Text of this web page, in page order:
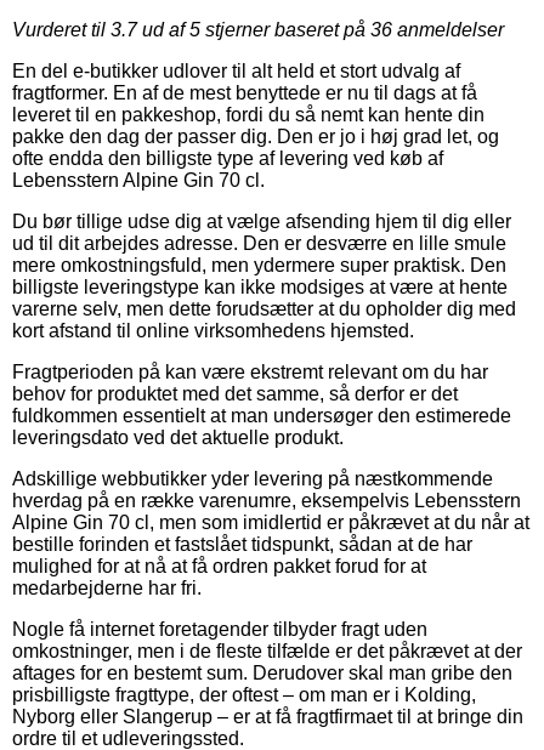
Vurderet til 3.7ud af 5 stjerner baseret på 36 anmeldelser
En del e-butikker udlover til alt held et stort udvalg af
fragtformer. En af de mest benyttede er nu til dags at få
leveret til en pakkeshop, fordi du så nemt kan hente din
pakke den dag der passer dig. Den er jo i høj grad let, og
ofte endda den billigste type af levering ved køb af
Lebensstern Alpine Gin 70 cl.
Du bør tillige udse dig at vælge afsending hjem til dig eller
ud til dit arbejdes adresse. Den er desværre en lille smule
mere omkostningsfuld, men ydermere super praktisk. Den
billigste leveringstype kan ikke modsiges at være at hente
varerne selv, men dette forudsætter at du opholder dig med
kort afstand til online virksomhedens hjemsted.
Fragtperioden på kan være ekstremt relevant om du har
behov for produktet med det samme, så derfor er det
fuldkommen essentielt at man undersøger den estimerede
leveringsdato ved det aktuelle produkt.
Adskillige webbutikker yder levering på næstkommende
hverdag på en række varenumre, eksempelvis Lebensstern
Alpine Gin 70 cl, men som imidlertid er påkrævet at du når at
bestille forinden et fastslået tidspunkt, sådan at de har
mulighed for at nå at få ordren pakket forud for at
medarbejderne har fri.
Nogle få internet foretagender tilbyder fragt uden
omkostninger, men i de fleste tilfælde er det påkrævet at der
aftages for en bestemt sum. Derudover skal man gribe den
prisbilligste fragttype, der oftest – om man er i Kolding,
Nyborg eller Slangerup – er at få fragtfirmaet til at bringe din
ordre til et udleveringssted.